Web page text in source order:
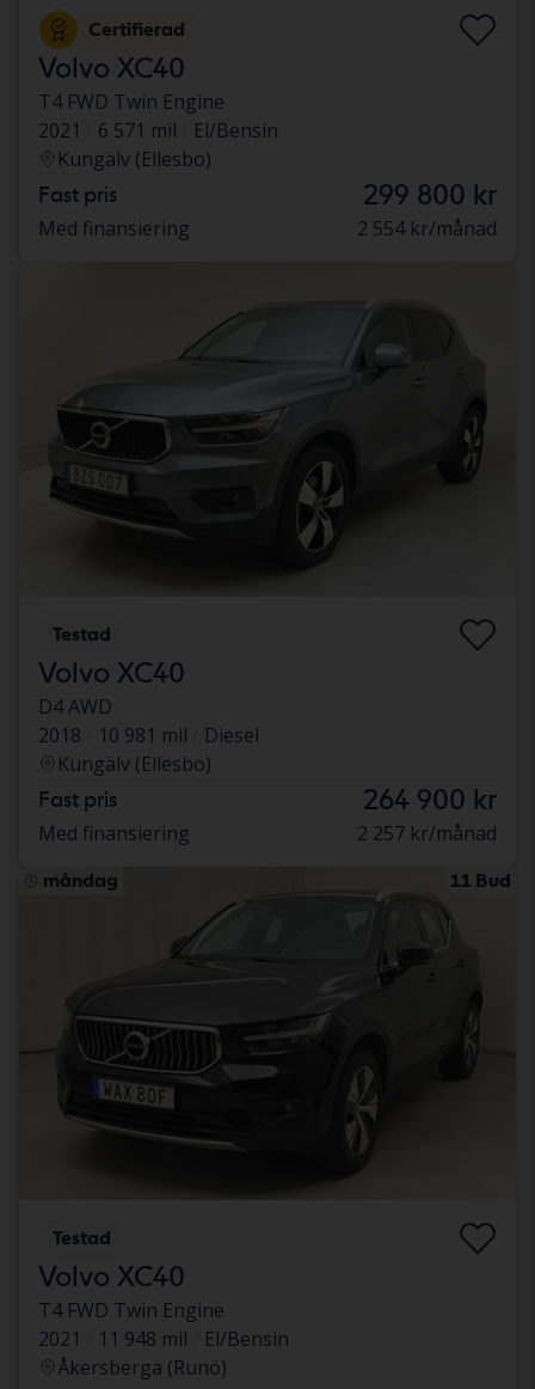
Certifierad
Volvo XC40
T4 FWD Twin Engine
2021
6 571 mil
El/Bensin
Kungälv (Ellesbo)
Fast pris 299 800 kr
Med finansiering 2 554 kr/månad
Testad
Volvo XC40
D4 AWD
2018
10 981 mil
Diesel
Kungälv (Ellesbo)
Fast pris 264 900 kr
Med finansiering 2 257 kr/månad
måndag 11 Bud
Testad
Volvo XC40
T4 FWD Twin Engine
2021
11 948 mil
El/Bensin
Åkersberga (Runö)